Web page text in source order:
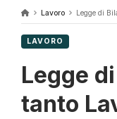
Lavoro Legge di
LAVORO
Legge
tanto